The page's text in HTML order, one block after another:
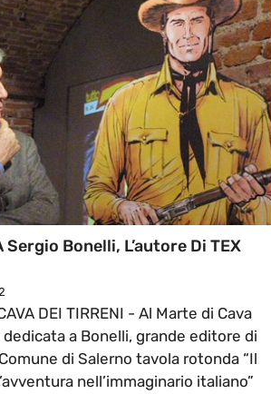
Sergio Bonelli, L’autore Di TEX
DEI TIRRENI - Al Marte di Cava
a Bonelli, grande editore di
di Salerno tavola rotonda “Il
nell’immaginario italiano”